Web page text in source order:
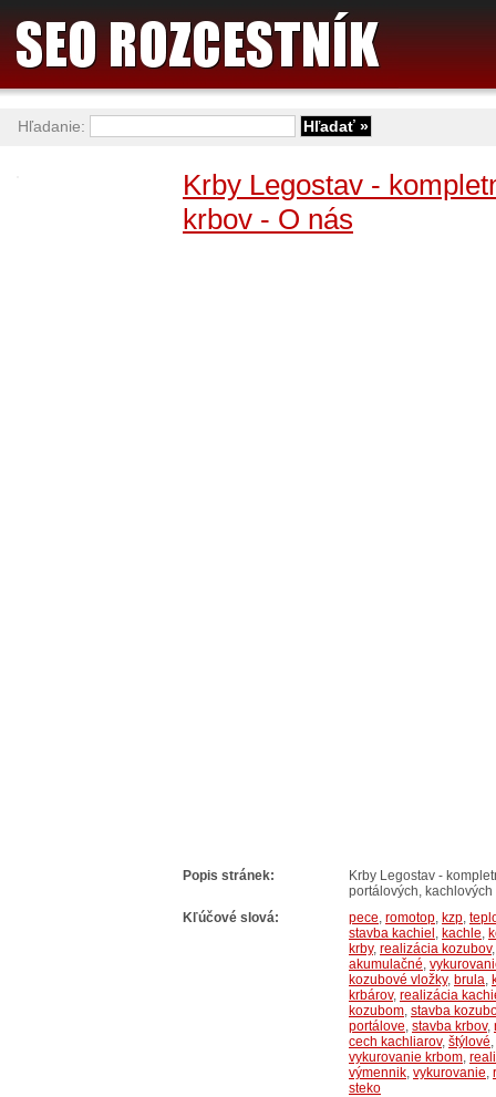
Krby Legostav -
krbov - O nás
Popis stránek:
Krby Legostav -
portálových,
Kľúčové slová:
pece, romotop, kzp,
stavba kachiel , kachle,
krby, realizácia kozubov
akumulačné,
kozubové vložky, brula,
krbárov, realizácia
kozubom, stavba
portálove, stavba krbov,
cech kachliarov, štýlové,
vykurovanie krbom,
výmennik, vykurovanie,
steko
Hľadanie: